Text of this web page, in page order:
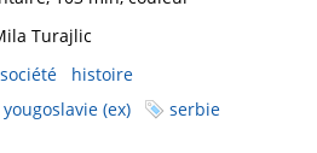
Turajlic
société
histoire
yougoslavie (ex) serbie